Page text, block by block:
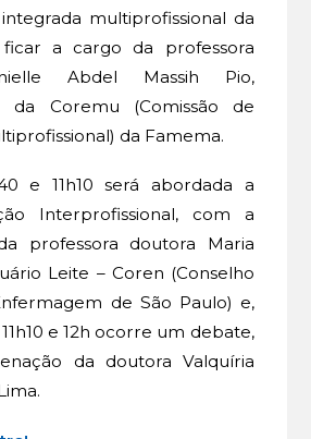
multiprofissional da
ficar a cargo da professora
Abdel Massih Pio,
da Coremu (Comissão de
da Famema.
e 11h10 será abordada a
Interprofissional, com a
professora doutora Maria
Leite – Coren (Conselho
de São Paulo) e,
e 12h ocorre um debate,
da doutora Valquíria